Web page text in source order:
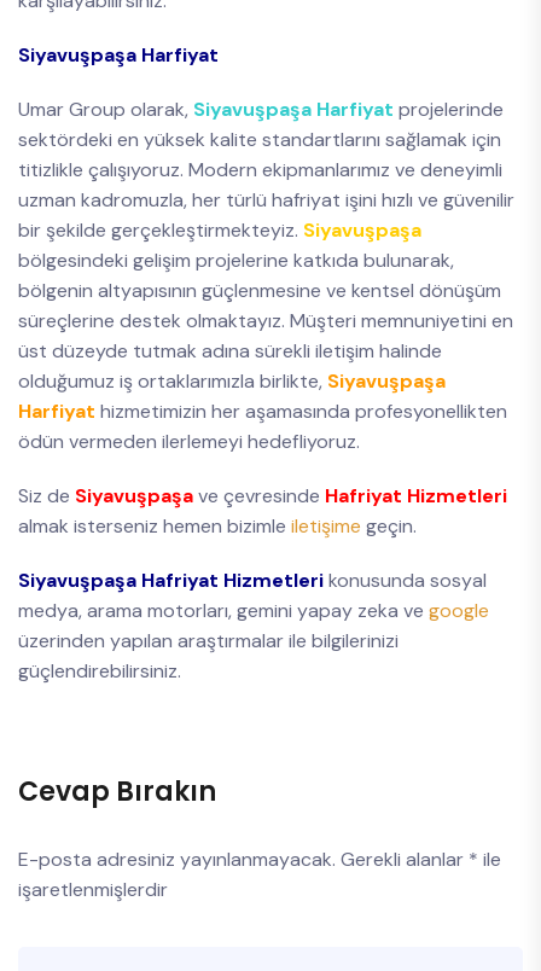
Siyavuşpaşa Harfiyat
Umar Group olarak, Siyavuşpaşa Harfiyat projelerinde
sektördeki en yüksek kalite standartlarını sağlamak için
titizlikle çalışıyoruz. Modern ekipmanlarımız ve deneyimli
uzman kadromuzla, her türlü hafriyat işini hızlı ve güvenilir
bir şekilde gerçekleştirmekteyiz. Siyavuşpaşa
bölgesindeki gelişim projelerine katkıda bulunarak,
bölgenin altyapısının güçlenmesine ve kentsel dönüşüm
süreçlerine destek olmaktayız. Müşteri memnuniyetini en
üst düzeyde tutmak adına sürekli iletişim halinde
olduğumuz iş ortaklarımızla birlikte, Siyavuşpaşa
Harfiyat hizmetimizin her aşamasında profesyonellikten
ödün vermeden ilerlemeyi hedefliyoruz.
Siz de Siyavuşpaşave çevresinde Hafriyat Hizmetleri
almak isterseniz hemen bizimle iletişime geçin.
Siyavuşpaşa Hafriyat Hizmetlerikonusunda sosyal
medya, arama motorları, gemini yapay zeka ve google
üzerinden yapılan araştırmalar ile bilgilerinizi
güçlendirebilirsiniz.
Cevap Bırakın
E-posta adresiniz yayınlanmayacak. Gerekli alanlar * ile
işaretlenmişlerdir